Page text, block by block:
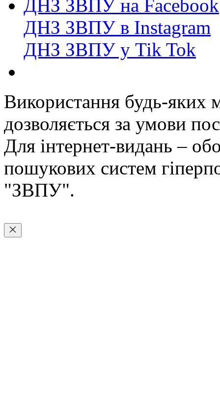
ДНЗ ЗВПУ на Facebook
ДНЗ ЗВПУ в Instagram
ДНЗ ЗВПУ у Tik Tok
Використання будь-яких
дозволяється за умови
Для інтернет-видань –
пошукових систем
"ЗВПУ".